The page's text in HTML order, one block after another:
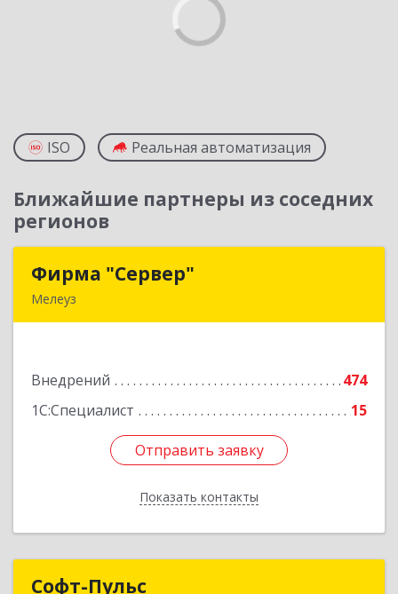
ISO Реальная автоматизация
Ближайшие партнеры из соседних
регионов
Фирма "Сервер"
Мелеуз
Внедрений
474
1С:Специалист
15
Отправить заявку
Показать контакты
Подробнее
Отправить заявку
Назад
Софт-Пульс